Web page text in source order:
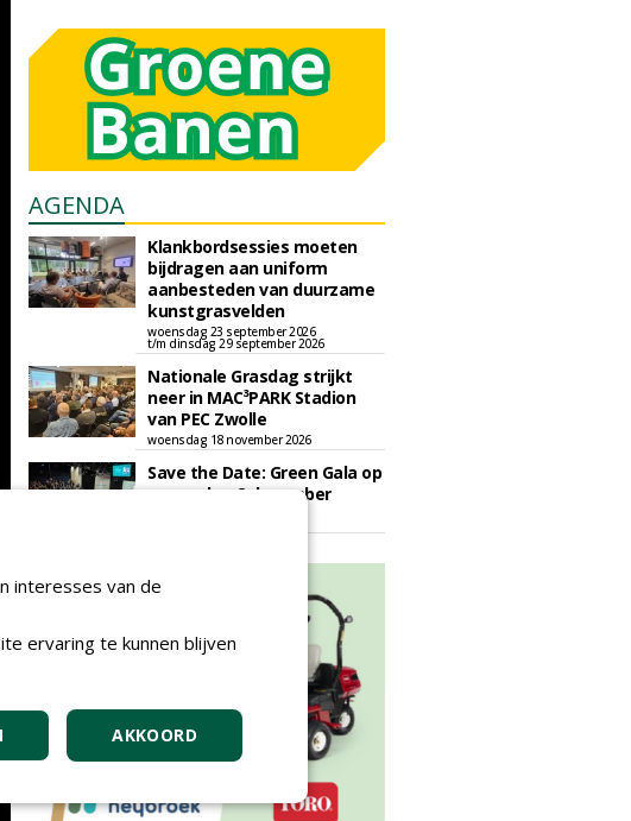
AGENDA
Klankbordsessies moeten
bijdragen aan uniform
aanbesteden van duurzame
kunstgrasvelden
woensdag 23 september 2026
t/m dinsdag 29 september 2026
Nationale Grasdag strijkt
neer in MAC³PARK Stadion
van PEC Zwolle
woensdag 18 november 2026
Save the Date: Green Gala op
woensdag 2 december
interesses van de
ervaring te kunnen blijven
AKKOORD